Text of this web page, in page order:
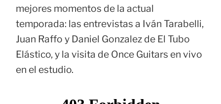
mejores momentos de la actual
temporada: las entrevistas a Iván Tarabelli,
Juan Raffo y Daniel Gonzalez de El Tubo
Elástico, y la visita de Once Guitars en vivo
en el estudio.